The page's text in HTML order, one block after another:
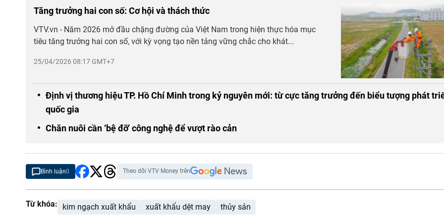
Tăng trưởng hai con số: Cơ hội và thách thức
25/04/2026 08:17 GMT+7
VTV.vn - Năm 2026 mở đầu chặng đường của Việt Nam trong hiện thực hóa mục
tiêu tăng trưởng hai con số, với kỳ vọng tạo nền tảng vững chắc cho khát...
Định vị thương hiệu TP. Hồ Chí Minh trong kỷ nguyên mới: từ cực tăng trưởng đến biểu tượng phát
quốc gia
Chăn nuôi cần ‘bệ đỡ’ công nghệ để vượt rào cản
Bình luận0 Theo dõi VTV Money trên
Từ khóa: kim ngạch xuất khẩu xuất khẩu dệt may thủy sản